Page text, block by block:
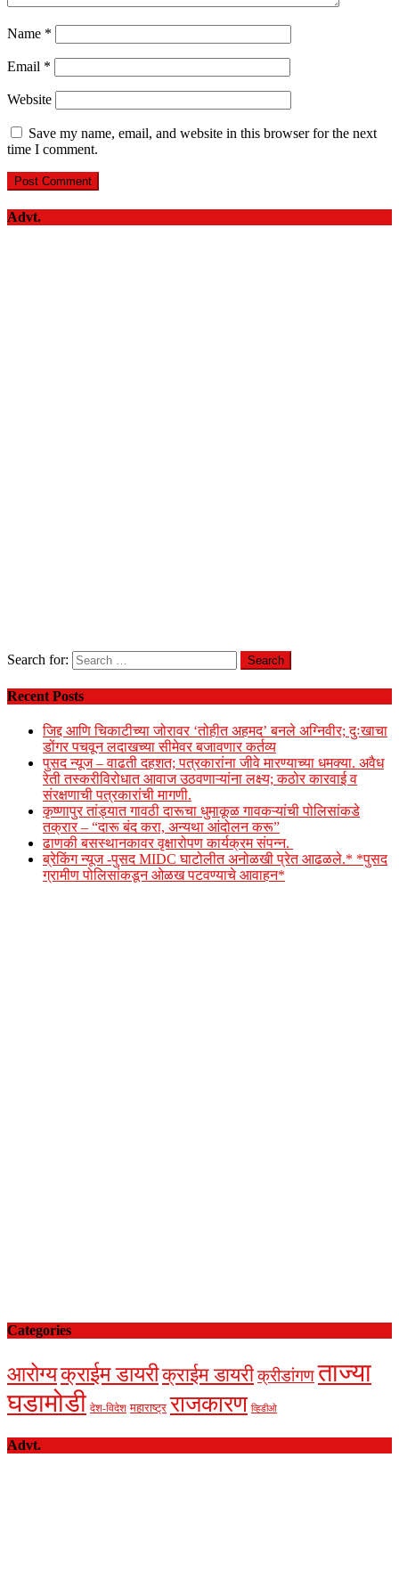
Name *
Email *
Website
Save my name, email, and website in this browser for the next
time I comment.
Advt.
Search for:
Recent Posts
जिद्द आणि चिकाटीच्या जोरावर ‘तोहीत अहमद’ बनले अग्निवीर; दुःखाचा
डोंगर पचवून लदाखच्या सीमेवर बजावणार कर्तव्य
पुसद न्यूज – वाढती दहशत; पत्रकारांना जीवे मारण्याच्या धमक्या. अवैध
रेती तस्करीविरोधात आवाज उठवणाऱ्यांना लक्ष्य; कठोर कारवाई व
संरक्षणाची पत्रकारांची मागणी.
कृष्णापुर तांड्यात गावठी दारूचा धुमाकूळ गावकऱ्यांची पोलिसांकडे
तक्रार – “दारू बंद करा, अन्यथा आंदोलन करू”
ढाणकी बसस्थानकावर वृक्षारोपण कार्यक्रम संपन्न.
ब्रेकिंग न्यूज -पुसद MIDC घाटोलीत अनोळखी प्रेत आढळले.* *पुसद
ग्रामीण पोलिसांकडून ओळख पटवण्याचे आवाहन*
Categories
आरोग्यक्राईम डायरीक्राईम डायरीक्रीडांगणताज्या
घडामोडी देश-विदेश महाराष्ट्र राजकारण व्हिडीओ
Advt.